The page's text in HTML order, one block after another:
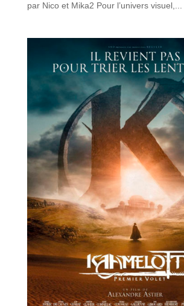
par Nico et Mika2 Pour l’univers visuel,...